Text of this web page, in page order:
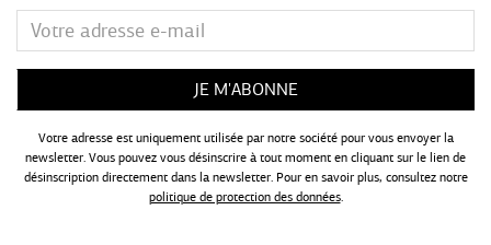
Votre adresse est uniquement utilisée par notre société pour vous envoyer la
newsletter. Vous pouvez vous désinscrire à tout moment en cliquant sur le lien de
désinscription directement dans la newsletter. Pour en savoir plus, consultez notre
politique de protection des données.